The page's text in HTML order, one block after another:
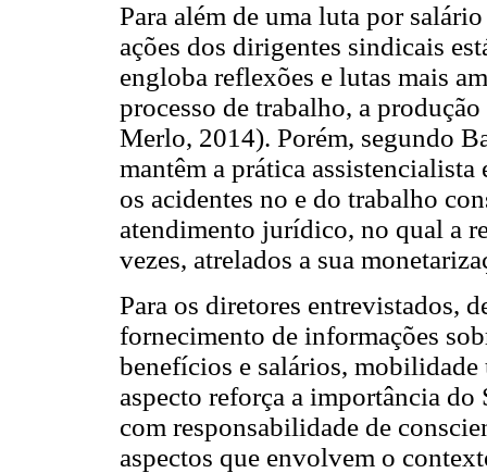
Para além de uma luta por
ações dos dirigentes sindicais
engloba reflexões e lutas mais
processo de trabalho, a
Merlo, 2014). Porém, segundo
mantêm a prática assistencialista
os acidentes no e do trabalho
atendimento jurídico, no qual a
vezes, atrelados a sua
Para os diretores entrevistados,
fornecimento de informações
benefícios e salários, mobilidade
aspecto reforça a importância
com responsabilidade de
aspectos que envolvem o